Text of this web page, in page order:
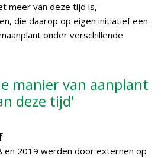
meer van deze tijd is,'
die daarop op eigen initiatief een
onder verschillende
manier van aanplant
deze tijd'
en 2019 werden door externen op